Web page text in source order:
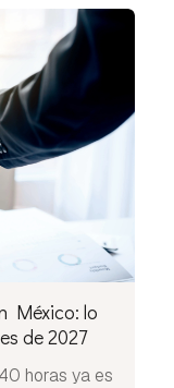
México: lo
de 2027
horas ya es